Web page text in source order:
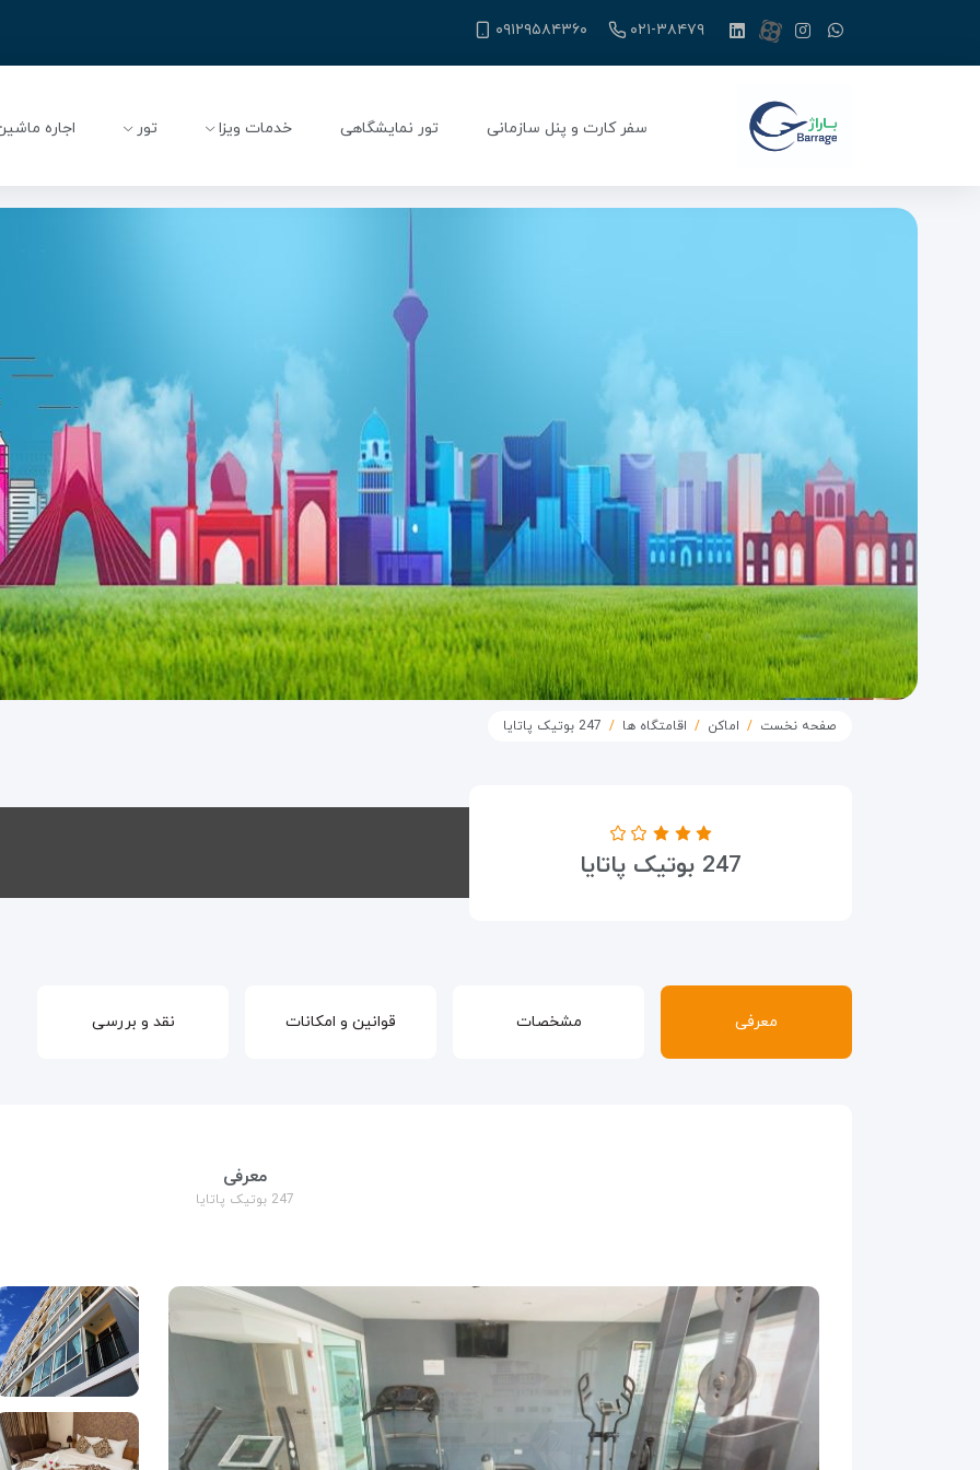
۰۲۱-۳۸۴۷۹ ۰۹۱۲۹۵۸۴۳۶۰
سفر کارت و پنل سازمانی تور نمایشگاهی خدمات ویزا تور اجاره
صفحه نخست اماکن اقامتگاه ها 247 بوتیک پاتایا
247 بوتیک پاتایا
معرفی مشخصات قوانین و امکانات نقد و بررسی
معرفی
247 بوتیک پاتایا